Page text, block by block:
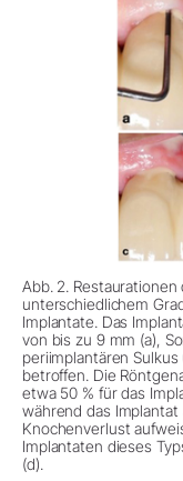
Abb. 2.
unterschiedlichem
Implantate. Das
von bis zu 9 mm (a),
periimplantären
betroffen. Die
etwa 50 % für das
während das
Knochenverlust
Implantaten dieses
(d).